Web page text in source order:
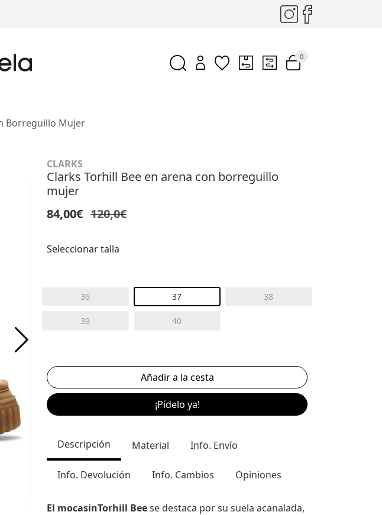
0
Borreguillo Mujer
CLARKS
Clarks Torhill Bee en arena con borreguillo
mujer
84,00€ 120,0€
Seleccionar talla
36 37 38
39 40
¡Pídelo ya!
Descripción Material Info. Envío
Info. Devolución Info. Cambios Opiniones
El mocasinTorhill Beese destaca por su suela acanalada,